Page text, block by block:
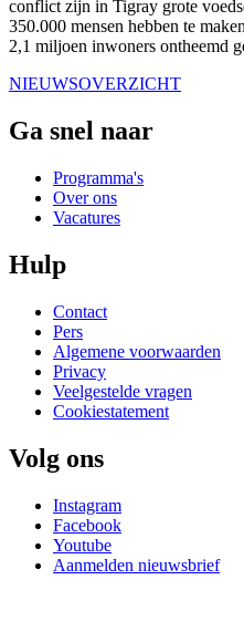
conflict zijn in Tigray grote
350.000 mensen hebben te
2,1 miljoen inwoners ontheemd
NIEUWSOVERZICHT
Ga snel naar
Programma's
Over ons
Vacatures
Hulp
Contact
Pers
Algemene voorwaarden
Privacy
Veelgestelde vragen
Cookiestatement
Volg ons
Instagram
Facebook
Youtube
Aanmelden nieuwsbrief